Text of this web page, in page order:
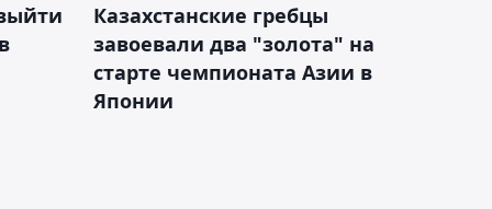
Казахстанские гребцы
завоевали два "золота" на
старте чемпионата Азии в
Японии